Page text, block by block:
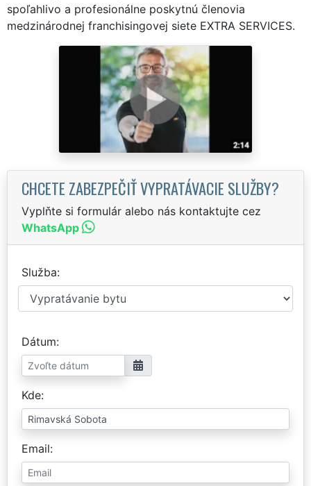
spoľahlivo a profesionálne poskytnú členovia
medzinárodnej franchisingovej siete EXTRA SERVICES.
CHCETE ZABEZPEČIŤ VYPRATÁVACIE SLUŽBY?
Vyplňte si formulár alebo nás kontaktujte cez
WhatsApp
Služba
Dátum
Kde
Email